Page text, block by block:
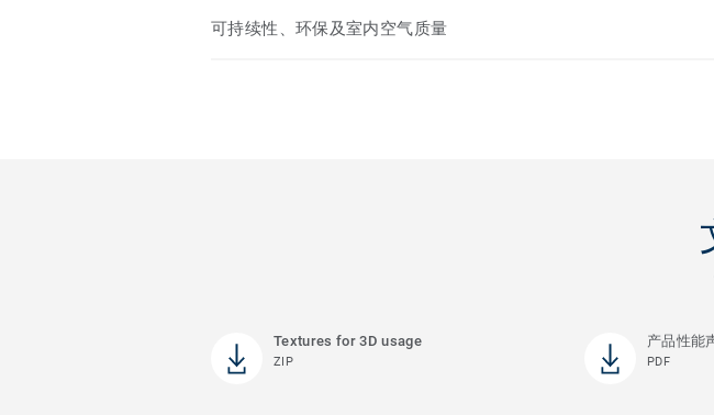
可持续性、环保及室内空气质量
Textures for 3D usage
ZIP
产品性能
PDF